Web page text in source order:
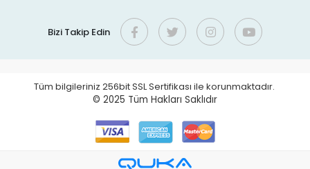
Bizi Takip Edin
Tüm bilgileriniz 256bit SSL Sertifikası ile korunmaktadır.
© 2025 Tüm Hakları Saklıdır